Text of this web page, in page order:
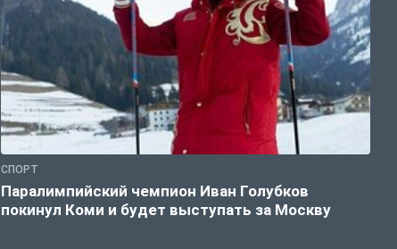
СПОРТ
Паралимпийский чемпион Иван Голубков
покинул Коми и будет выступать за Москву